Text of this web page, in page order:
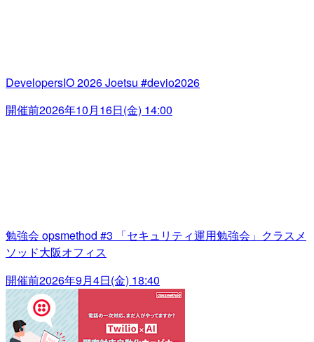
DevelopersIO 2026 Joetsu #devio2026
開催前2026年10月16日(金) 14:00
勉強会 opsmethod #3 「セキュリティ運用勉強会」クラスメ
ソッド大阪オフィス
開催前2026年9月4日(金) 18:40